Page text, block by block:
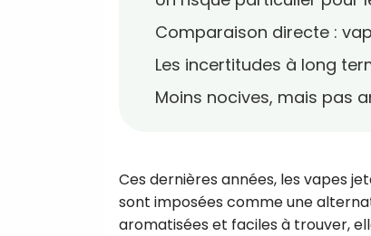
Comparaison directe :
Les incertitudes à long
Moins nocives, mais pas
Ces dernières années, les vapes
sont imposées comme une
aromatisées et faciles à trouver,